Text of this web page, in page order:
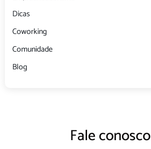
Dicas
Coworking
Comunidade
Blog
Fale conosco